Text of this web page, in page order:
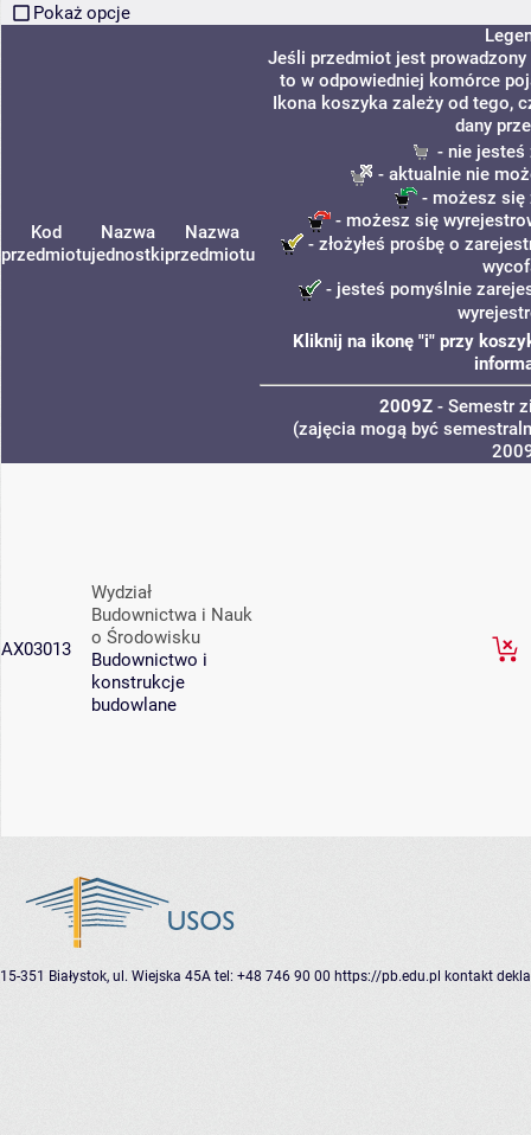
Pokaż opcje
Kod
przedmiotu
Nazwa
jednostki
Nazwa
przedmiotu
Jeśli przedmiot jest
to w odpowiedniej komórce
Ikona koszyka zależy od tego,
dany
- nie jesteś
- aktualnie nie
- możesz się
- możesz się
- złożyłeś prośbę o
- jesteś pomyślnie
Kliknij na ikonę "i" przy
2009Z - Semestr
(zajęcia mogą być
AX03013
Wydział
Budownictwa i Nauk
o Środowisku
Budownictwo i
konstrukcje
budowlane
15-351 Białystok, ul. Wiejska 45A tel: +48 746 90 00 https://pb.edu.pl kontakt